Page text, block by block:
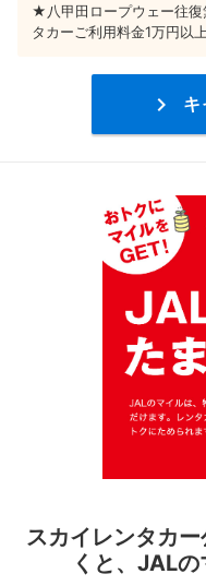
★八甲田ロープウェー往
タカーご利用料金1万円以
 キ
スカイレンタカ
くと、JALの